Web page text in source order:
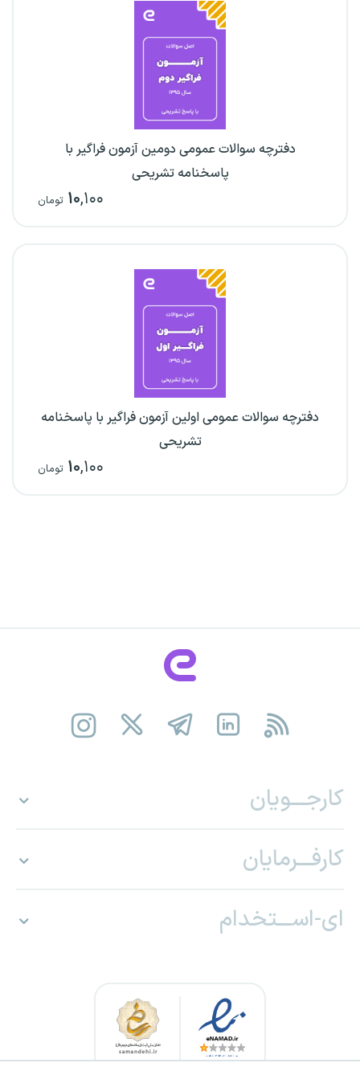
دفترچه سوالات عمومی دومین آزمون فراگیر با
پاسخنامه تشریحی
۱۰,۱۰۰ تومان
دفترچه سوالات عمومی اولین آزمون فراگیر با پاسخنامه
تشریحی
۱۰,۱۰۰ تومان
کارجـــویان
کارفـــرمایان
ای-اســـتخدام